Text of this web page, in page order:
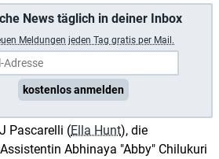
News täglich in deiner Inbox
Meldungen jeden Tag gratis per Mail.
kostenlos anmelden
Pascarelli (Ella Hunt), die
Abhinaya "Abby" Chilukuri